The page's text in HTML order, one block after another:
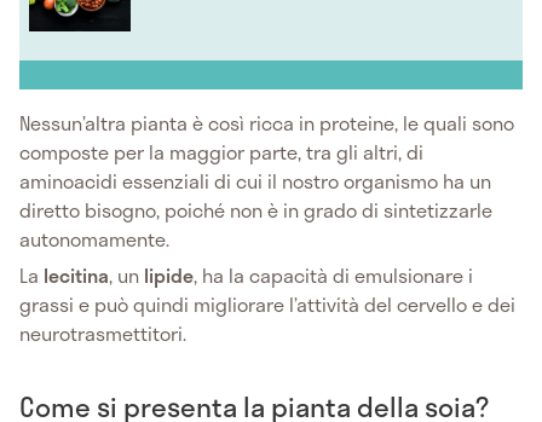
Nessun’altra pianta è così ricca in proteine, le quali sono
composte per la maggior parte, tra gli altri, di
aminoacidi essenziali di cui il nostro organismo ha un
diretto bisogno, poiché non è in grado di sintetizzarle
autonomamente.
La lecitina, un lipide, ha la capacità di emulsionare i
grassi e può quindi migliorare l’attività del cervello e dei
neurotrasmettitori.
Come si presenta la pianta della soia?